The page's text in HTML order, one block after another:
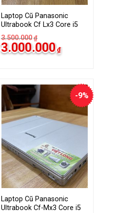
Laptop Cũ Panasonic
Ultrabook Cf Lx3 Core i5
3.500.000 ₫
Giá
gốc
3.000.000 ₫hiện
tại
-9%
Laptop Cũ Panasonic
Ultrabook Cf-Mx3 Core i5